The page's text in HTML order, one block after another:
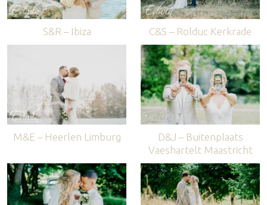
S&R – Ibiza C&S – Rolduc Kerkrade
M&E – Heerlen Limburg
D&J – Buitenplaats
Vaeshartelt Maastricht